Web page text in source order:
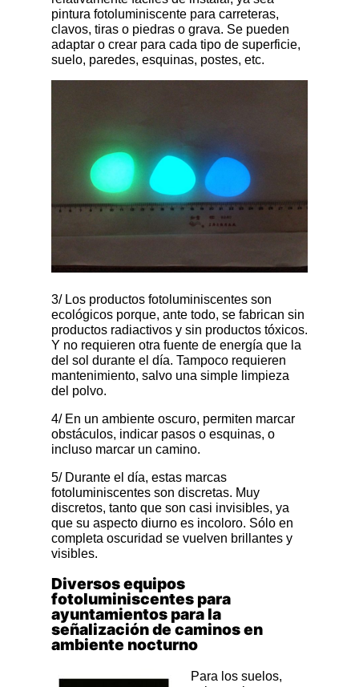
pintura fotoluminiscente para carreteras,
clavos, tiras o piedras o grava. Se pueden
adaptar o crear para cada tipo de superficie,
suelo, paredes, esquinas, postes, etc.
3/ Los productos fotoluminiscentes son
ecológicos porque, ante todo, se fabrican sin
productos radiactivos y sin productos tóxicos.
Y no requieren otra fuente de energía que la
del sol durante el día. Tampoco requieren
mantenimiento, salvo una simple limpieza
del polvo.
4/ En un ambiente oscuro, permiten marcar
obstáculos, indicar pasos o esquinas, o
incluso marcar un camino.
5/ Durante el día, estas marcas
fotoluminiscentes son discretas. Muy
discretos, tanto que son casi invisibles, ya
que su aspecto diurno es incoloro. Sólo en
completa oscuridad se vuelven brillantes y
visibles.
Diversos equipos
fotoluminiscentes para
ayuntamientos para la
señalización de caminos en
ambiente nocturno
Para los suelos,